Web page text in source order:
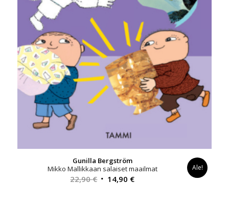
Gunilla Bergström
Mikko Mallikkaan salaiset maailmat
22,90€ Alkuperäinen
14,90 €Nykyinen
Ale!